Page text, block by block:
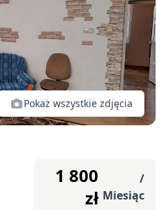
Pokaż wszystkie zdjęcia
1 800
zł
/
Miesiąc